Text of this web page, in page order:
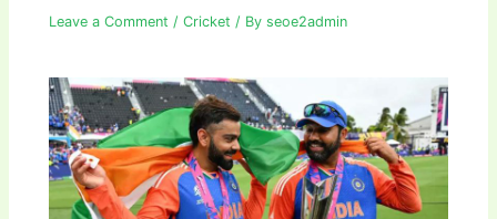
Leave a Comment /Cricket / Byseoe2admin